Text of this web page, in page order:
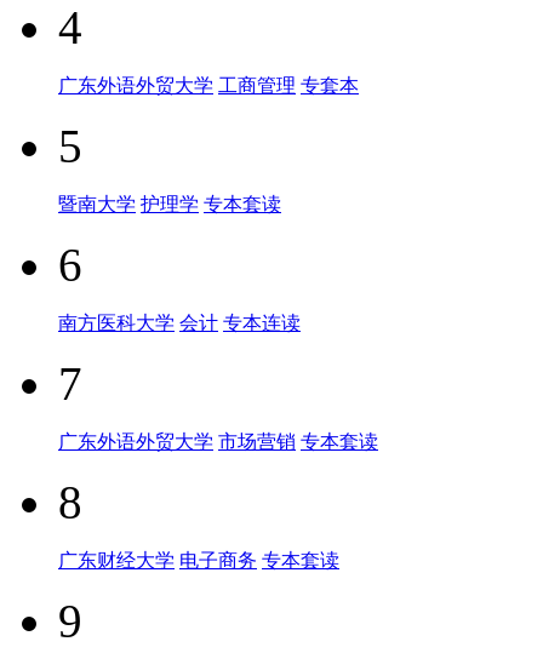
4
广东外语外贸大学 工商管理 专套本
5
暨南大学 护理学 专本套读
6
南方医科大学 会计 专本连读
7
广东外语外贸大学 市场营销 专本套读
8
广东财经大学 电子商务 专本套读
9